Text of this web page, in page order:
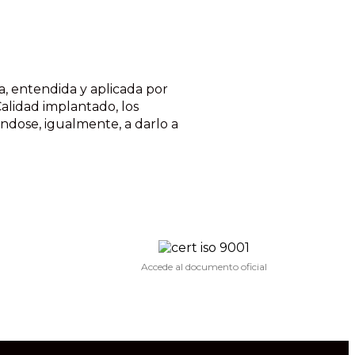
entendida y aplicada por
implantado, los
igualmente, a darlo a
Accede al documento oficial